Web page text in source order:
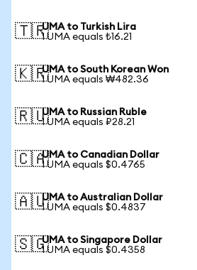
🇹🇷UMA to Turkish Lira
1 UMA equals ₺16.21
🇰🇷UMA to South Korean Won
1 UMA equals ₩482.36
🇷🇺UMA to Russian Ruble
1 UMA equals ₽28.21
🇨🇦UMA to Canadian Dollar
1 UMA equals $0.4765
🇦🇺UMA to Australian Dollar
1 UMA equals $0.4837
🇸🇬UMA to Singapore Dollar
1 UMA equals $0.4358